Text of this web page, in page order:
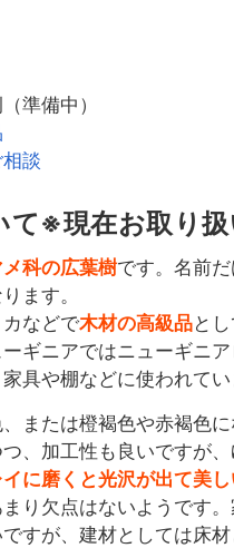
準備中）
談
て※現在お取り
科の広葉樹です。名前
ます。
などで木材の高級品と
ギニアではニューギニ
具や棚などに使われて
または橙褐色や赤褐色に
、加工性も良いですが
に磨くと光沢が出て美
り欠点はないようです
すが、建材としては床